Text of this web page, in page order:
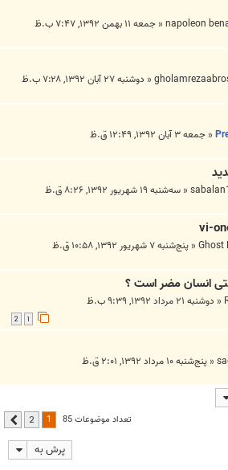
napoleon
« جمعه ۱۱ بهمن ۱۳۹۲, ۷:۴۷ ب.ظ
« دوشنبه ۲۷ آبان ۱۳۹۲, ۷:۲۸ ب.ظ
« جمعه ۳ آبان ۱۳۹۲, ۱۲:۴۹ ق.ظ
« سه‌شنبه ۱۹ شهریور ۱۳۹۲, ۸:۲۶ ق.ظ
« پنج‌شنبه ۷ شهریور ۱۳۹۲, ۱۰:۵۸ ق.ظ
انسان مضر است ؟
« دوشنبه ۲۱ مرداد ۱۳۹۲, ۹:۳۹ ب.ظ
« پنج‌شنبه ۱۰ مرداد ۱۳۹۲, ۲:۰۱ ق.ظ
تعداد موضوعات 85 2 بعدی
پرش به